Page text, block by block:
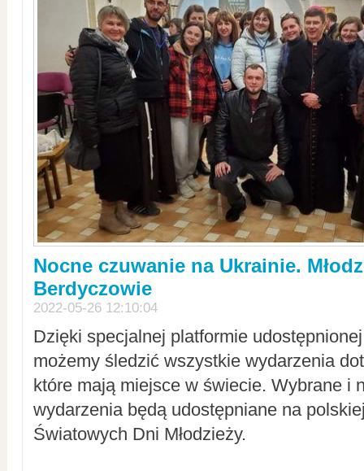
Nocne czuwanie na Ukrainie.
Berdyczowie
2022-05-26 12:10:04
Dzięki specjalnej platformie
możemy śledzić wszystkie wydarzenia
które mają miejsce w świecie. Wybrane i
wydarzenia będą udostępniane na
Światowych Dni Młodzieży.